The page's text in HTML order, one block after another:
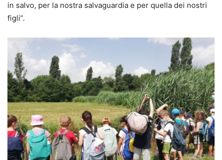
in salvo, per la nostra salvaguardia e per quella dei nostri
figli”.